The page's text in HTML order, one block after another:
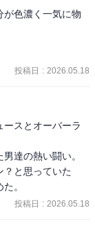
ンダードになって
が色濃く一気に物
が部下を育て会
投稿日 : 2026.05.18
スとオーバーラ
達の熱い闘い。
？と思っていた
。
投稿日 : 2026.05.18